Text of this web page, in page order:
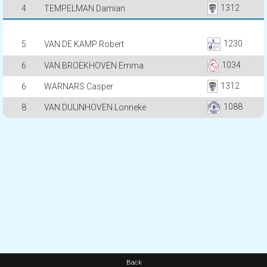
4 TEMPELMAN Damian 1312
5 VAN DE KAMP Robert 1230
6 VAN BROEKHOVEN Emma 1034
6 WARNARS Casper 1312
8 VAN DUIJNHOVEN Lonneke 1088
Back